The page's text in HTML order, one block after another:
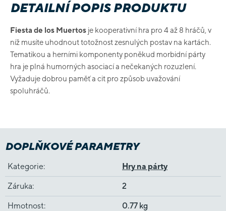
DETAILNÍ POPIS PRODUKTU
Fiesta de los Muertos je kooperativní hra pro 4 až 8 hráčů, v
níž musíte uhodnout totožnost zesnulých postav na kartách.
Tematikou a herními komponenty poněkud morbidní párty
hra je plná humorných asociací a nečekaných rozuzlení.
Vyžaduje dobrou paměť a cit pro způsob uvažování
spoluhráčů.
DOPLŇKOVÉ PARAMETRY
Kategorie: Hry na párty
Záruka: 2
Hmotnost: 0.77 kg